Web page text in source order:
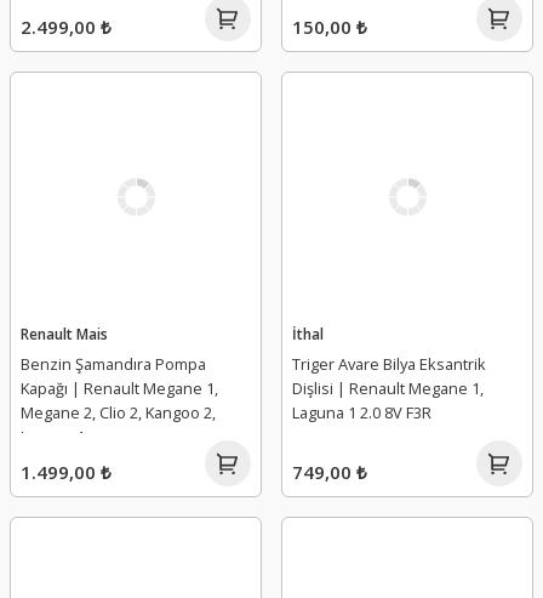
2.499,00 ₺ 150,00 ₺
Renault Mais
Benzin Şamandıra Pompa
Kapağı | Renault Megane 1,
Megane 2, Clio 2, Kangoo 2,
Laguna 1
1.499,00 ₺
İthal
Triger Avare Bilya Eksantrik
Dişlisi | Renault Megane 1,
Laguna 1 2.0 8V F3R
749,00 ₺